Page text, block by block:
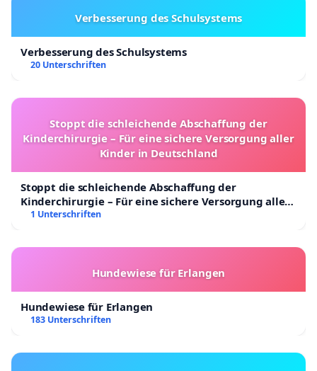
Verbesserung des Schulsystems
Verbesserung des Schulsystems
20 Unterschriften
Stoppt die schleichende Abschaffung der
Kinderchirurgie – Für eine sichere Versorgung aller
Kinder in Deutschland
Stoppt die schleichende Abschaffung der
Kinderchirurgie – Für eine sichere Versorgung aller
Kinder in Deutschland
1 Unterschriften
Hundewiese für Erlangen
Hundewiese für Erlangen
183 Unterschriften